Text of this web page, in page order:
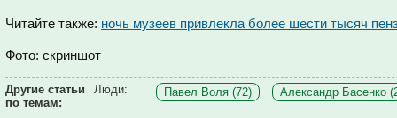
Читайте также: ночь музеев привлекла более шести тысяч
Фото: скриншот
Другие статьи
по темам:
Люди: Павел Воля (72) Александр Басенко